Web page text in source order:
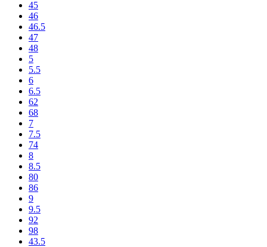
45
46
46.5
47
48
5
5.5
6
6.5
62
68
7
7.5
74
8
8.5
80
86
9
9.5
92
98
43.5